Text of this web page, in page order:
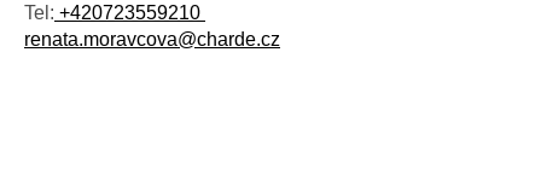
Tel: +420723559210
renata.moravcova@charde.cz